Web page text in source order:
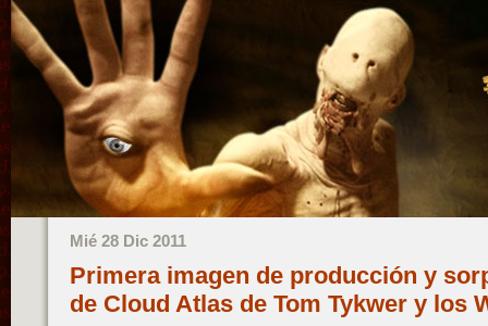
Mié 28 Dic 2011
Primera imagen de producción y
de Cloud Atlas de Tom Tykwer y los